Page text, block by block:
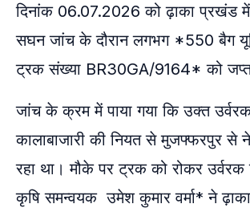
दिनांक 06.07.2026 को ढ़ाका प्रखंड में
सघन जांच के दौरान लगभग *550 बैग
ट्रक संख्या BR30GA/9164* को जप्त
जांच के क्रम में पाया गया कि उक्त
कालाबाजारी की नियत से मुजफ्फरपुर से
रहा था। मौके पर ट्रक को रोकर उर्वरक
कृषि समन्वयक उमेश कुमार वर्मा* ने ढ़ाका